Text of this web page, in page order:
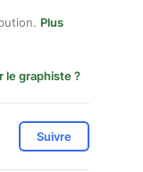
Plus
le graphiste ?
Suivre